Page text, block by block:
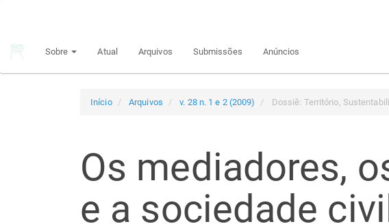
principal
Sobre Atual Arquivos Submissões Anúncios
Início Arquivos v. 28 n. 1 e 2 (2009) Dossiê: Território,
Os mediadores,
e a sociedade